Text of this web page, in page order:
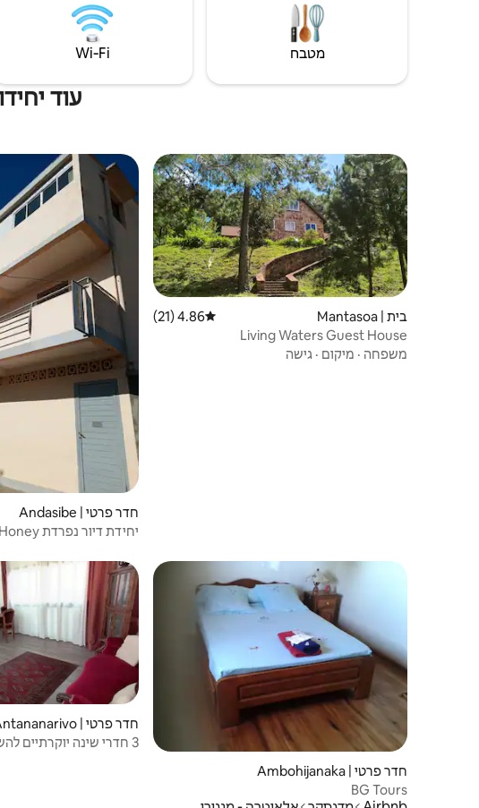
מטבח Wi‑Fi
עוד
בית | Mantasoa דירוג ממוצע של 4.86 מתוך 5, 21 ביקורות
4.86 (21)
Living Waters Guest House
משפחה · מיקום · גישה
חדר פרטי | Andasibe
יחידת דיור נפרדת Honey
חדר פרטי | Ambohijanaka
BG Tours
חדר פרטי | Antananarivo
3 חדרי שינה יוקרתיים להשכרה